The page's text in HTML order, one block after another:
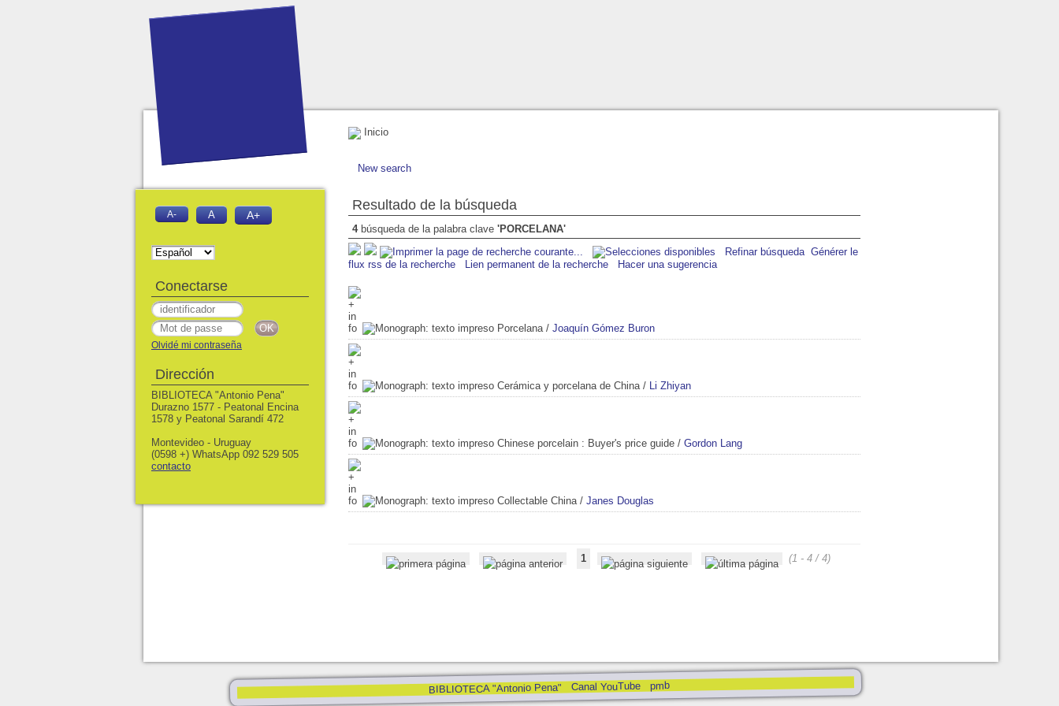
Inicio
New search
Resultado de la búsqueda
4búsqueda de la palabra clave 'PORCELANA'
Refinar búsqueda Générer le
flux rss de la recherche
Lien permanent de la recherche Hacer una sugerencia
Porcelana / Joaquín Gómez Buron
Cerámica y porcelana de China / Li Zhiyan
Chinese porcelain : Buyer's price guide / Gordon Lang
Collectable China / Janes Douglas
1 (1 - 4 / 4)
BIBLIOTECA "Antonio Pena" Canal YouTube pmb
A- A A+
Conectarse
Olvidé mi contraseña
Dirección
BIBLIOTECA "Antonio Pena"
Durazno 1577 - Peatonal Encina
1578 y Peatonal Sarandí 472
Montevideo - Uruguay
(0598 +) WhatsApp 092 529 505
contacto